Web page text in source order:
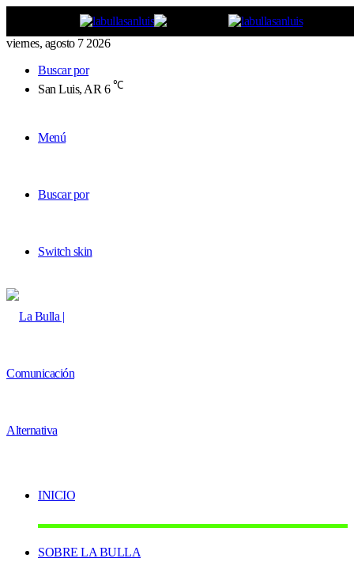
viernes, agosto 7 2026
Buscar por
San Luis, AR 6 ℃
Menú
Buscar por
Switch skin
INICIO
SOBRE LA BULLA